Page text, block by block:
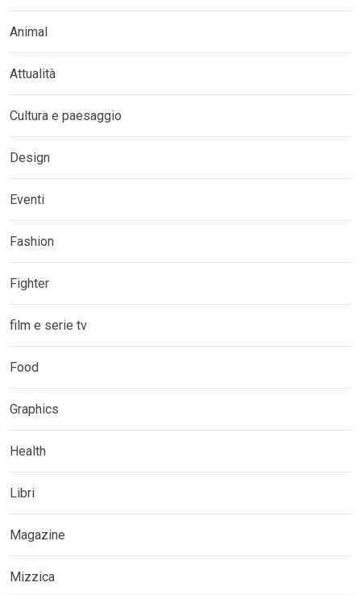
Animal
Attualità
Cultura e paesaggio
Design
Eventi
Fashion
Fighter
film e serie tv
Food
Graphics
Health
Libri
Magazine
Mizzica